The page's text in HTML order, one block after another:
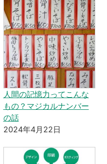
人間の記憶力ってこんな
もの？マジカルナンバー
の話
2024年4月22日